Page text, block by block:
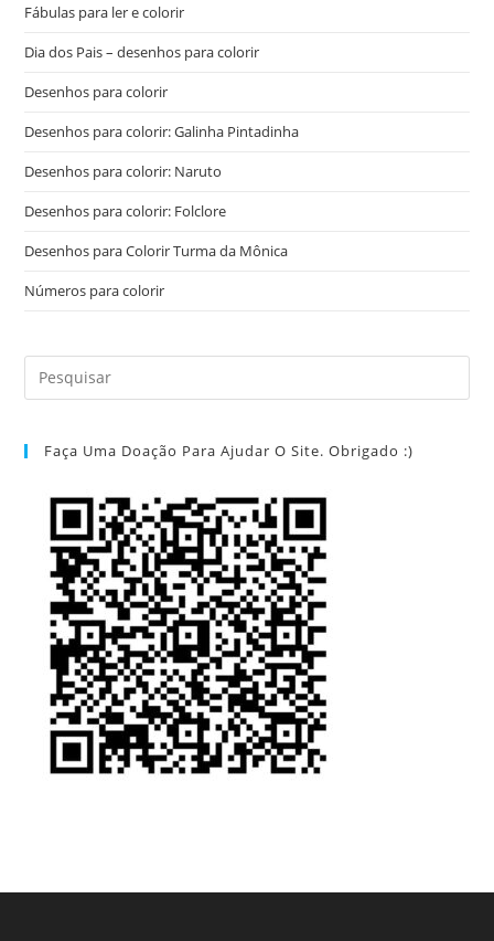
Fábulas para ler e colorir
Dia dos Pais – desenhos para colorir
Desenhos para colorir
Desenhos para colorir: Galinha Pintadinha
Desenhos para colorir: Naruto
Desenhos para colorir: Folclore
Desenhos para Colorir Turma da Mônica
Números para colorir
Faça Uma Doação Para Ajudar O Site. Obrigado :)